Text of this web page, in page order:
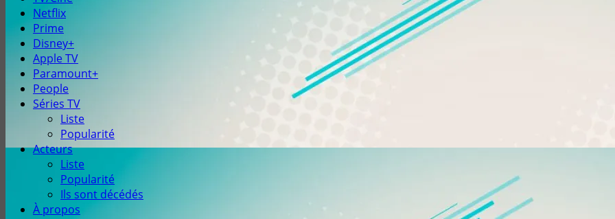
Netflix
Prime
Disney+
Apple TV
Paramount+
People
Séries TV
Liste
Popularité
Acteurs
Liste
Popularité
Ils sont décédés
À propos